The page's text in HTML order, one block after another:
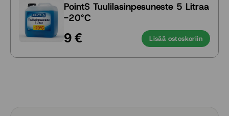
PointS Tuulilasinpesuneste 5 Litraa
-20°C
9 € Lisää ostoskoriin